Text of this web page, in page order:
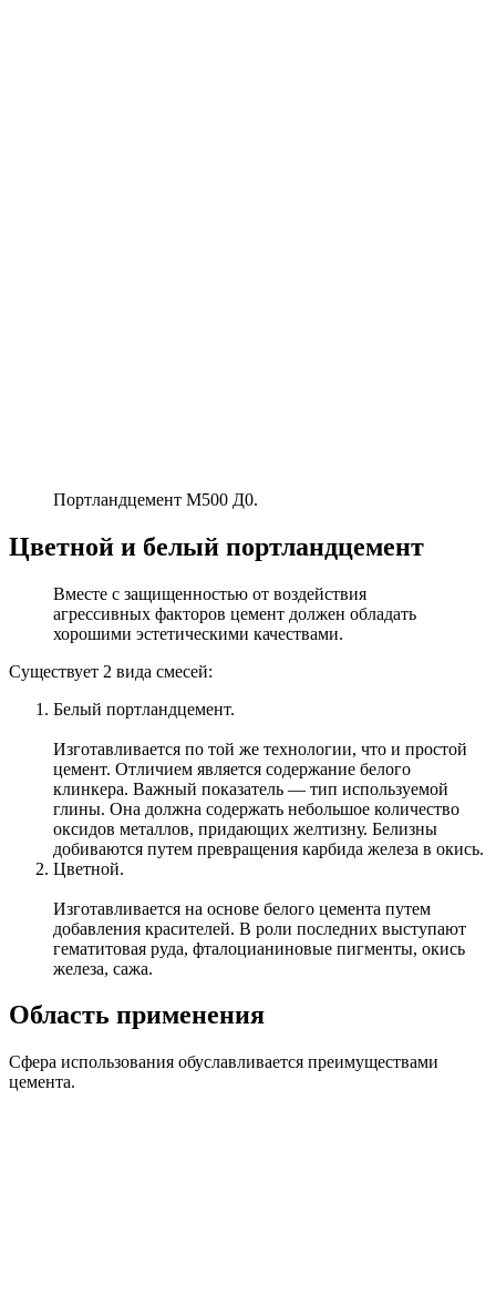
Портландцемент М500 Д0.
Цветной и белый портландцемент
Вместе с защищенностью от воздействия
агрессивных факторов цемент должен обладать
хорошими эстетическими качествами.
Существует 2 вида смесей:
Белый портландцемент.
Изготавливается по той же технологии, что и простой
цемент. Отличием является содержание белого
клинкера. Важный показатель — тип используемой
глины. Она должна содержать небольшое количество
оксидов металлов, придающих желтизну. Белизны
добиваются путем превращения карбида железа в окись.
Цветной.
Изготавливается на основе белого цемента путем
добавления красителей. В роли последних выступают
гематитовая руда, фталоцианиновые пигменты, окись
железа, сажа.
Область применения
Сфера использования обуславливается преимуществами
цемента.